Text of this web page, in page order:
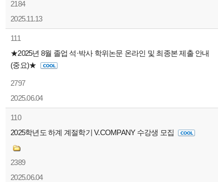
2184
2025.11.13
111
★2025년 8월 졸업 석·박사 학위논문 온라인 및 최종본 제출 안내
(중요)★
2797
2025.06.04
110
2025학년도 하계 계절학기 V.COMPANY 수강생 모집
2389
2025.06.04